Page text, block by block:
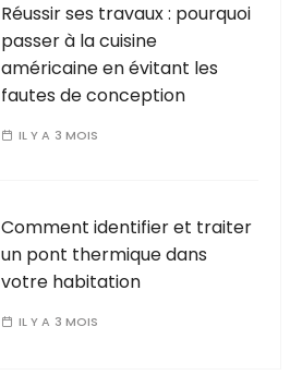
Réussir ses travaux : pourquoi
passer à la cuisine
américaine en évitant les
fautes de conception
IL Y A 3 MOIS
Comment identifier et traiter
un pont thermique dans
votre habitation
IL Y A 3 MOIS